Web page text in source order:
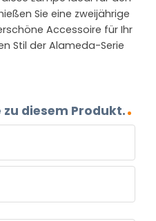
Sie eine zweijährige
Accessoire für Ihr
Stil der Alameda-Serie
zu diesem Produkt.